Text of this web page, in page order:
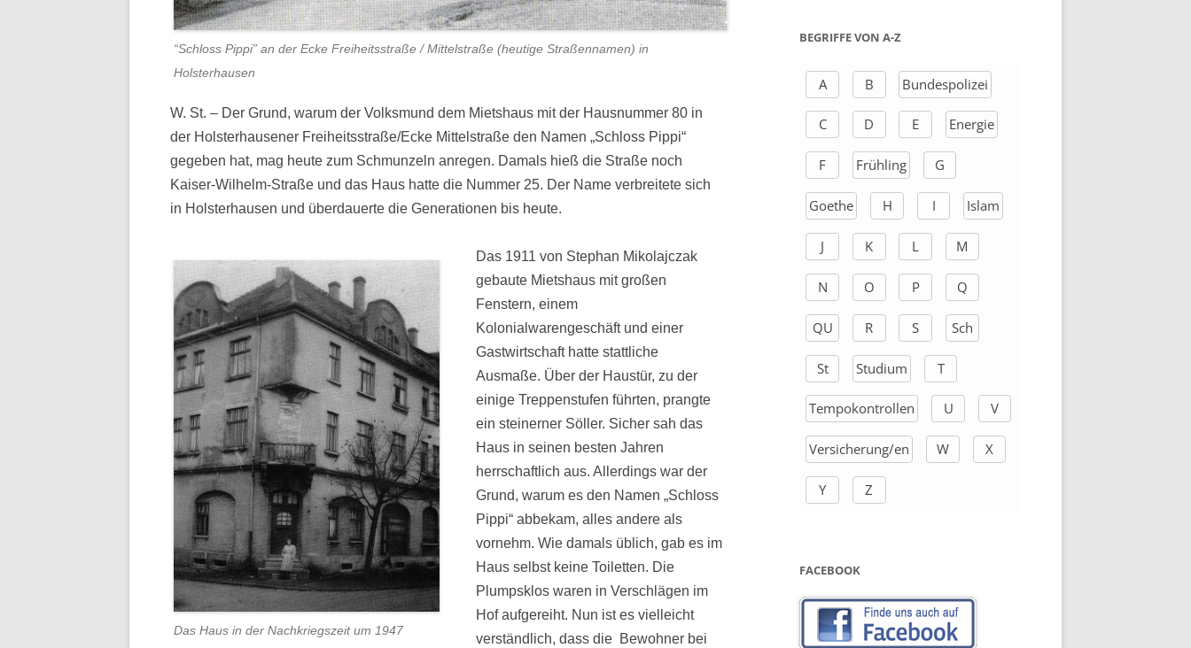
“Schloss Pippi” an der Ecke Freiheitsstraße / Mittelstraße (heutige Straßennamen) in
Holsterhausen
W. St. – Der Grund, warum der Volksmund dem Mietshaus mit der Hausnummer 80 in
der Holsterhausener Freiheitsstraße/Ecke Mittelstraße den Namen „Schloss Pippi“
gegeben hat, mag heute zum Schmunzeln anregen. Damals hieß die Straße noch
Kaiser-Wilhelm-Straße und das Haus hatte die Nummer 25. Der Name verbreitete sich
in Holsterhausen und überdauerte die Generationen bis heute.
Das Haus in der Nachkriegszeit um 1947
Das 1911 von Stephan Mikolajczak
gebaute Mietshaus mit großen
Fenstern, einem
Kolonialwarengeschäft und einer
Gastwirtschaft hatte stattliche
Ausmaße. Über der Haustür, zu der
einige Treppenstufen führten, prangte
ein steinerner Söller. Sicher sah das
Haus in seinen besten Jahren
herrschaftlich aus. Allerdings war der
Grund, warum es den Namen „Schloss
Pippi“ abbekam, alles andere als
vornehm. Wie damals üblich, gab es im
Haus selbst keine Toiletten. Die
Plumpsklos waren in Verschlägen im
Hof aufgereiht. Nun ist es vielleicht
verständlich, dass die Bewohner bei
h
h
BEGRIFFE VON A-Z
A B Bundespolizei
C D E Energie
F Frühling G
Goethe H I Islam
J K L M
N O P Q
QU R S Sch
St Studium T
Tempokontrollen U V
Versicherung/en W X
Y Z
FACEBOOK